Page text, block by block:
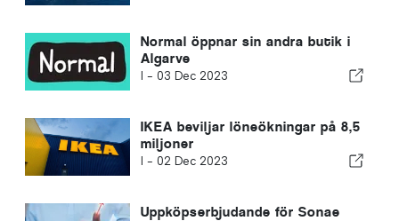
Normal öppnar sin andra butik i
Algarve
I - 03 Dec 2023
IKEA beviljar löneökningar på 8,5
miljoner
I - 02 Dec 2023
Uppköpserbjudande för Sonae